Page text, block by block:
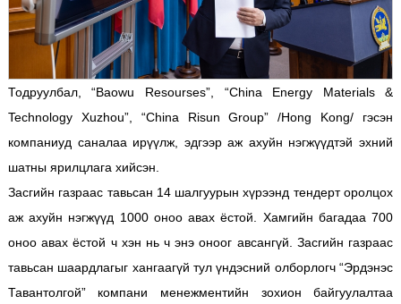
Тодруулбал, “Baowu Resourses”, “China Energy Materials &
Technology Xuzhou”, “China Risun Group” /Hong Kong/ гэсэн
компаниуд саналаа ирүүлж, эдгээр аж ахуйн нэгжүүдтэй эхний
шатны ярилцлага хийсэн.
Засгийн газраас тавьсан 14 шалгуурын хүрээнд тендерт оролцох
аж ахуйн нэгжүүд 1000 оноо авах ёстой. Хамгийн багадаа 700
оноо авах ёстой ч хэн нь ч энэ оноог авсангүй. Засгийн газраас
тавьсан шаардлагыг хангаагүй тул үндэсний олборлогч “Эрдэнэс
Тавантолгой” компани менежментийн зохион байгуулалтаа